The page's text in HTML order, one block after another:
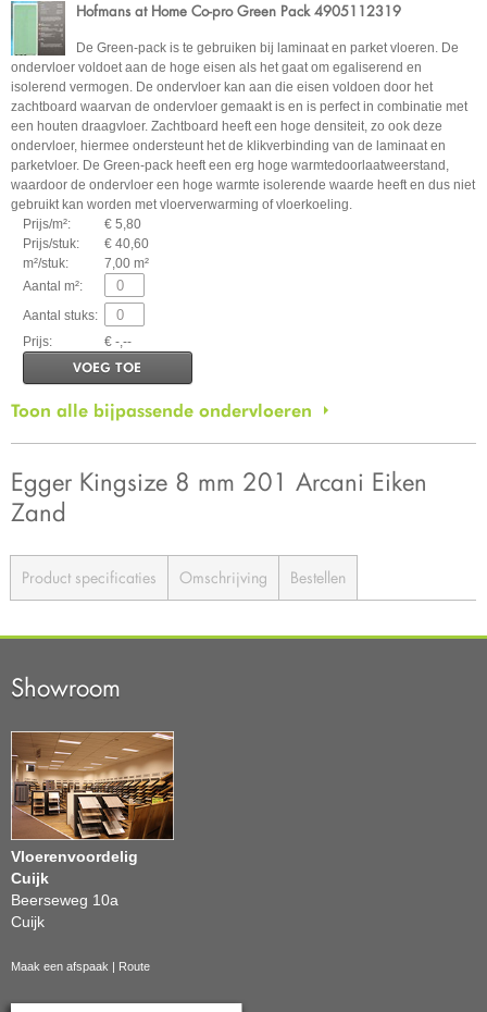
Hofmans at Home Co-pro Green Pack 4905112319
De Green-pack is te gebruiken bij laminaat en parket vloeren. De
ondervloer voldoet aan de hoge eisen als het gaat om egaliserend en
isolerend vermogen. De ondervloer kan aan die eisen voldoen door het
zachtboard waarvan de ondervloer gemaakt is en is perfect in combinatie met
een houten draagvloer. Zachtboard heeft een hoge densiteit, zo ook deze
ondervloer, hiermee ondersteunt het de klikverbinding van de laminaat en
parketvloer. De Green-pack heeft een erg hoge warmtedoorlaatweerstand,
waardoor de ondervloer een hoge warmte isolerende waarde heeft en dus niet
gebruikt kan worden met vloerverwarming of vloerkoeling.
Prijs/m²:
€ 5,80
Prijs/stuk:
€ 40,60
m²/stuk:
7,00 m²
Aantal m²:
Aantal stuks:
Prijs:
€ -,--
VOEG TOE
Toon alle bijpassende ondervloeren
Egger Kingsize 8 mm 201 Arcani Eiken
Zand
Product specificaties Omschrijving Bestellen
Showroom
Vloerenvoordelig
Cuijk
Beerseweg 10a
Cuijk
Maak een afspaak Route